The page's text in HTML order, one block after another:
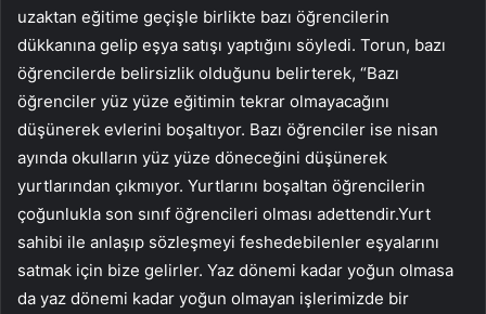
uzaktan eğitime geçişle birlikte bazı öğrencilerin
dükkanına gelip eşya satışı yaptığını söyledi. Torun, bazı
öğrencilerde belirsizlik olduğunu belirterek, “Bazı
öğrenciler yüz yüze eğitimin tekrar olmayacağını
düşünerek evlerini boşaltıyor. Bazı öğrenciler ise nisan
ayında okulların yüz yüze döneceğini düşünerek
yurtlarından çıkmıyor. Yurtlarını boşaltan öğrencilerin
çoğunlukla son sınıf öğrencileri olması adettendir.Yurt
sahibi ile anlaşıp sözleşmeyi feshedebilenler eşyalarını
satmak için bize gelirler. Yaz dönemi kadar yoğun olmasa
da yaz dönemi kadar yoğun olmayan işlerimizde bir